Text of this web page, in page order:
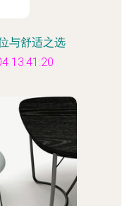
与舒适之选
13:41:20